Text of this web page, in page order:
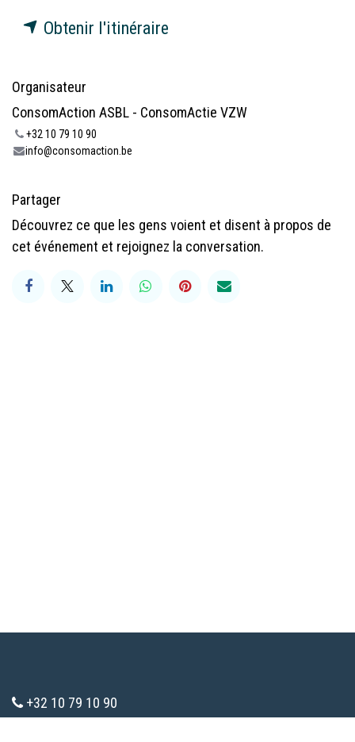
Obtenir l'itinéraire
Organisateur
ConsomAction ASBL - ConsomActie VZW
+32 10 79 10 90
info@consomaction.be
Partager
Découvrez ce que les gens voient et disent à propos de
cet événement et rejoignez la conversation.
+32 10 79 10 90